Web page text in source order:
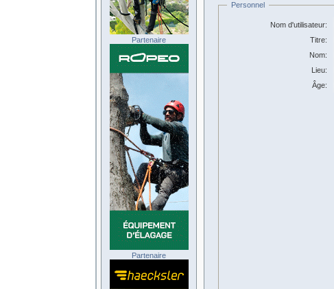
Personnel
Nom d'utilisateur:
Titre:
Nom:
Lieu:
Âge:
Partenaire
Partenaire